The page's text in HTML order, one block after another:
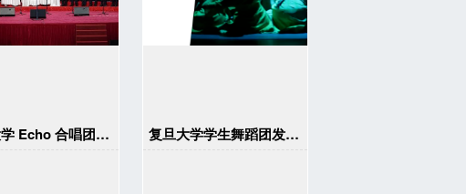
复旦大学 Echo 合唱团十五周年团庆 复旦大学学生舞蹈团发展基金